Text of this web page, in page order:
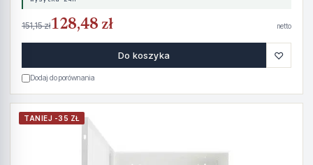
151,15 zł128,48 zł netto
Do koszyka ♡
Dodaj do porównania
TANIEJ -35 ZŁ